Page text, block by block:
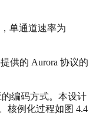
单通道速率为
供的 Aurora 协议的
编码方式。本设计
核例化过程如图 4.4